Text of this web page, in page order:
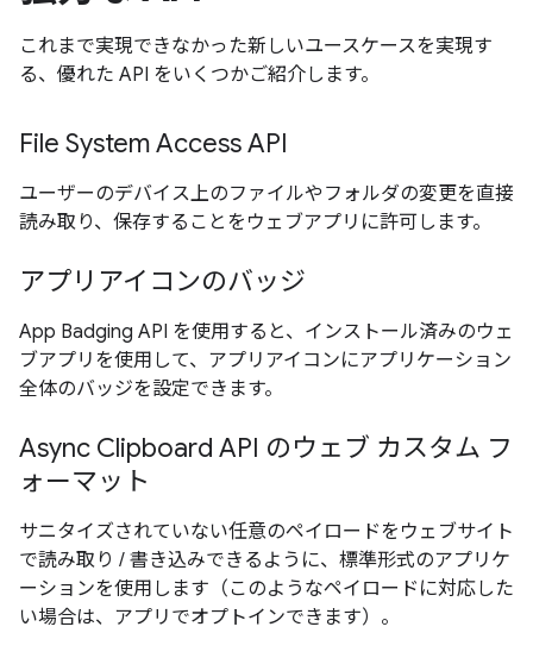
これまで実現できなかった新しいユースケースを実現す
る、優れた API をいくつかご紹介します。
File System Access API
ユーザーのデバイス上のファイルやフォルダの変更を直接
読み取り、保存することをウェブアプリに許可します。
アプリアイコンのバッジ
App Badging API を使用すると、インストール済みのウェ
ブアプリを使用して、アプリアイコンにアプリケーション
全体のバッジを設定できます。
Async Clipboard API のウェブ カスタム フ
ォーマット
サニタイズされていない任意のペイロードをウェブサイト
で読み取り / 書き込みできるように、標準形式のアプリケ
ーションを使用します（このようなペイロードに対応した
い場合は、アプリでオプトインできます）。